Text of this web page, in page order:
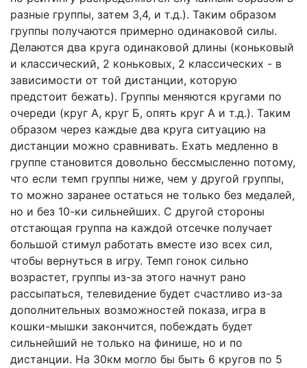
разные группы, затем 3,4, и т.д.). Таким образом
группы получаются примерно одинаковой силы.
Делаются два круга одинаковой длины (коньковый
и классический, 2 коньковых, 2 классических - в
зависимости от той дистанции, которую
предстоит бежать). Группы меняются кругами по
очереди (круг А, круг Б, опять круг А и т.д.). Таким
образом через каждые два круга ситуацию на
дистанции можно сравнивать. Ехать медленно в
группе становится довольно бессмысленно потому,
что если темп группы ниже, чем у другой группы,
то можно заранее остаться не только без медалей,
но и без 10-ки сильнейших. С другой стороны
отстающая группа на каждой отсечке получает
большой стимул работать вместе изо всех сил,
чтобы вернуться в игру. Темп гонок сильно
возрастет, группы из-за этого начнут рано
рассыпаться, телевидение будет счастливо из-за
дополнительных возможностей показа, игра в
кошки-мышки закончится, побеждать будет
сильнейший не только на финише, но и по
дистанции. На 30км могло бы быть 6 кругов по 5